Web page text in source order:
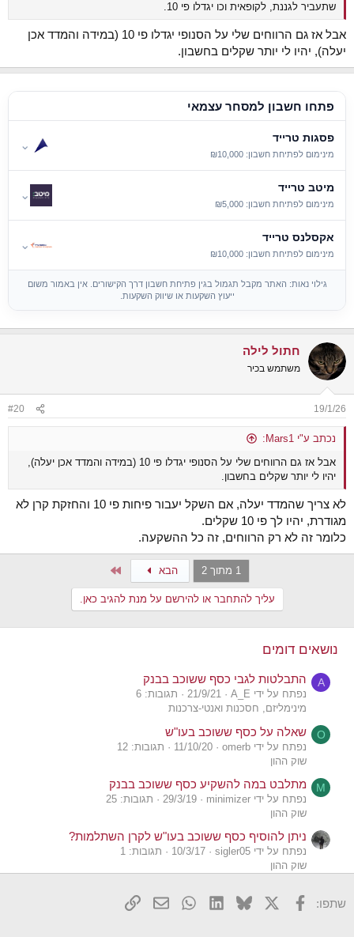
שתעביר לגננת, לקופאית וכו יגדלו פי 10.
אבל אז גם הרווחים שלי על הסנופי יגדלו פי 10 (במידה והמדד אכן
יעלה), יהיו לי יותר שקלים בחשבון.
פתחו חשבון למסחר עצמאי
פסגות טרייד
מינימום לפתיחת חשבון: ₪10,000
⌄
מיטב טרייד
מינימום לפתיחת חשבון: ₪5,000
⌄
אקסלנס טרייד
מינימום לפתיחת חשבון: ₪10,000
⌄
גילוי נאות: האתר מקבל תגמול בגין פתיחת חשבון דרך הקישורים. אין באמור משום
ייעוץ השקעות או שיווק השקעות.
חתול לילה
משתמש בכיר
19/1/26
#20
נכתב ע"י Mars1:
אבל אז גם הרווחים שלי על הסנופי יגדלו פי 10 (במידה והמדד אכן יעלה),
יהיו לי יותר שקלים בחשבון.
לא צריך שהמדד יעלה, אם השקל יעבור פיחות פי 10 והחזקת קרן לא
מגודרת, יהיו לך פי 10 שקלים.
כלומר זה לא רק הרווחים, זה כל ההשקעה.
1 מתוך 2 הבא
עליך להתחבר או להירשם על מנת להגיב כאן.
נושאים דומים
A התבלטות לגבי כסף ששוכב בבנק
נפתח על ידי A_E 21/9/21
תגובות: 6
מינימליזם, חסכנות ואנטי-צרכנות
O שאלה על כסף ששוכב בעו"ש
נפתח על ידי omerb 11/10/20
תגובות: 12
שוק ההון
M מתלבט במה להשקיע כסף ששוכב בבנק
נפתח על ידי minimizer 29/3/19
תגובות: 25
שוק ההון
ניתן להוסיף כסף ששוכב בעו"ש לקרן השתלמות?
נפתח על ידי sigler05 10/3/17
תגובות: 1
שוק ההון
בניהול עצמי
שתפו: פייסבוק
X
Bluesky
LinkedIn
WhatsApp
דואר אלקטרוני
הוסף קישור